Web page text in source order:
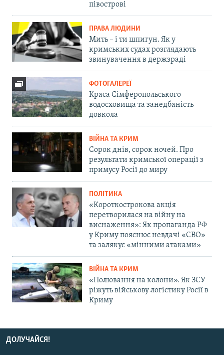
півострові
ПРАВА ЛЮДИНИ
Мить – і ти шпигун. Як у
кримських судах розглядають
звинувачення в держзраді
ФОТОГАЛЕРЕЇ
Краса Сімферопольського
водосховища та занедбаність
довкола
ВІЙНА ТА КРИМ
Сорок днів, сорок ночей. Про
результати кримської операції з
примусу Росії до миру
ПОЛІТИКА
«Короткострокова акція
перетворилася на війну на
виснаження»: Як пропаганда РФ
у Криму пояснює невдачі «СВО»
та залякує «мінними атаками»
ВІЙНА ТА КРИМ
«Полювання на колони». Як ЗСУ
ріжуть військову логістику Росії в
Криму
ДОЛУЧАЙСЯ!